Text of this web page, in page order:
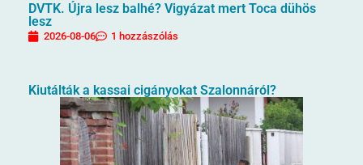
DVTK. Újra lesz balhé? Vigyázat mert Toca dühös
lesz
2026-08-06 1 hozzászólás
Kiutálták a kassai cigányokat Szalonnáról?